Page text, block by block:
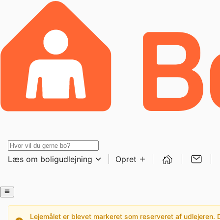
Læs om boligudlejning Opret
Lejemålet er blevet markeret som reserveret af